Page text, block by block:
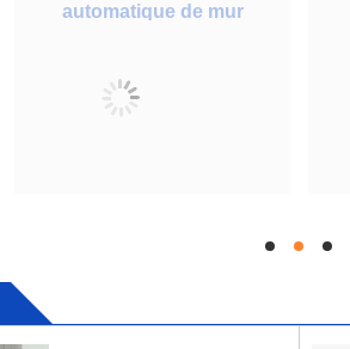
automatique de mur
hd hd hd